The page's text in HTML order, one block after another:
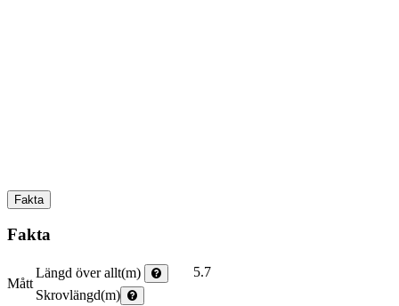
Fakta
Fakta
Mått
Längd över allt(m)
5.7
Skrovlängd(m)